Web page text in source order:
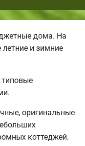
дома. На
летние и зимние
оригинальные
коттеджей.